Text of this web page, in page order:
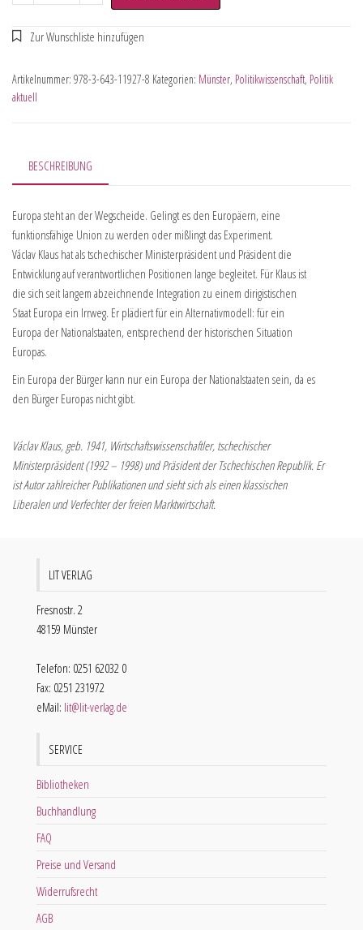
Artikelnummer: 978-3-643-11927-8 Kategorien: Münster, Politikwissenschaft, Politik
aktuell
BESCHREIBUNG
Europa steht an der Wegscheide. Gelingt es den Europäern, eine
funktionsfähige Union zu werden oder mißlingt das Experiment.
Václav Klaus hat als tschechischer Ministerpräsident und Präsident die
Entwicklung auf verantwortlichen Positionen lange begleitet. Für Klaus ist
die sich seit langem abzeichnende Integration zu einem dirigistischen
Staat Europa ein Irrweg. Er plädiert für ein Alternativmodell: für ein
Europa der Nationalstaaten, entsprechend der historischen Situation
Europas.
Ein Europa der Bürger kann nur ein Europa der Nationalstaaten sein, da es
den Bürger Europas nicht gibt.
Václav Klaus, geb. 1941, Wirtschaftswissenschaftler, tschechischer
Ministerpräsident (1992 – 1998) und Präsident der Tschechischen Republik. Er
ist Autor zahlreicher Publikationen und sieht sich als einen klassischen
Liberalen und Verfechter der freien Marktwirtschaft.
LIT VERLAG
Fresnostr. 2
48159 Münster
Telefon: 0251 62032 0
Fax: 0251 231972
eMail: lit@lit-verlag.de
SERVICE
Bibliotheken
Buchhandlung
FAQ
Preise und Versand
Widerrufsrecht
AGB